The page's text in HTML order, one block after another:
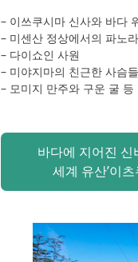
– 이쓰쿠시마 신사와 바다
– 미센산 정상에서의 파노
– 다이쇼인 사원
– 미야지마의 친근한 사슴
– 모미지 만주와 구운 굴
바다에 지어진 신
세계 유산’이